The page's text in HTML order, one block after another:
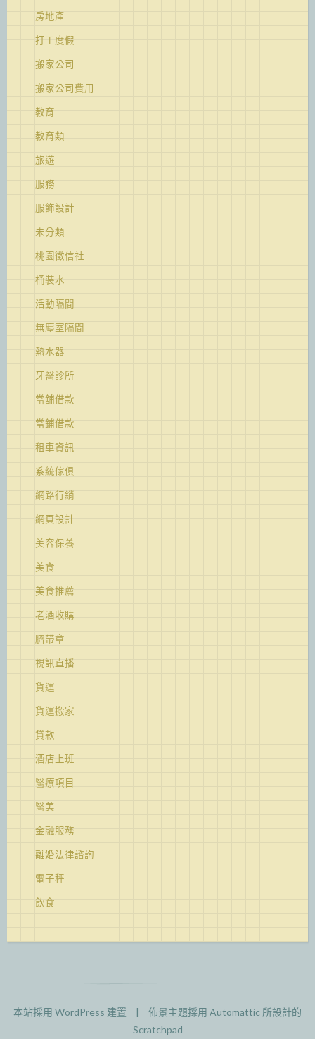
房地產
打工度假
搬家公司
搬家公司費用
教育
教育類
旅遊
服務
服飾設計
未分類
桃園徵信社
桶裝水
活動隔間
無塵室隔間
熱水器
牙醫診所
當舖借款
當鋪借款
租車資訊
系統傢俱
網路行銷
網頁設計
美容保養
美食
美食推薦
老酒收購
臍帶章
視訊直播
貨運
貨運搬家
貸款
酒店上班
醫療項目
醫美
金融服務
離婚法律諮詢
電子秤
飲食
本站採用 WordPress 建置 | 佈景主題採用 Automattic 所設計的
Scratchpad